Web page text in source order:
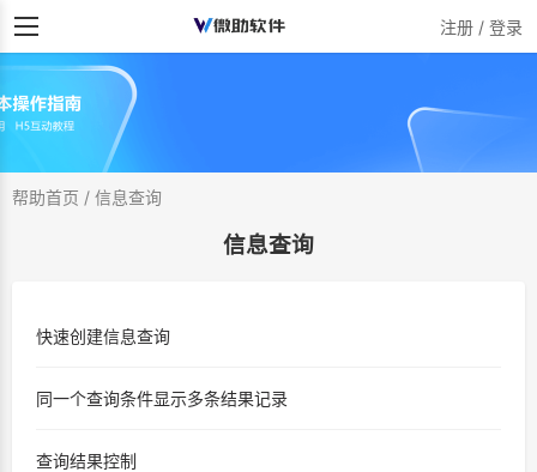
注册 / 登录
帮助首页 / 信息查询
信息查询
快速创建信息查询
同一个查询条件显示多条结果记录
查询结果控制